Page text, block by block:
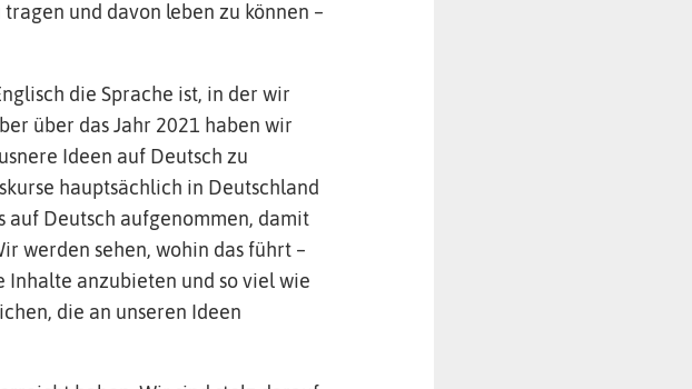
und davon leben zu können –
die Sprache ist, in der wir
über das Jahr 2021 haben wir
Ideen auf Deutsch zu
hauptsächlich in Deutschland
auf Deutsch aufgenommen, damit
werden sehen, wohin das führt –
anzubieten und so viel wie
die an unseren Ideen